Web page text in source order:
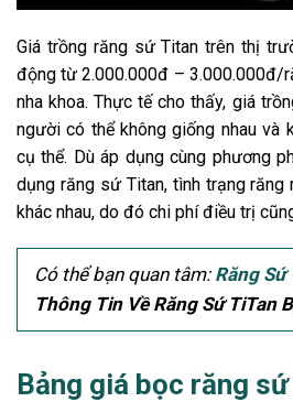
Giá trồng răng sứ Titan trên thị
động từ 2.000.000đ – 3.000.000đ/
nha khoa. Thực tế cho thấy, giá
người có thể không giống nhau và
cụ thể. Dù áp dụng cùng phương
dụng răng sứ Titan, tình trạng
khác nhau, do đó chi phí điều trị
Có thể bạn quan tâm: Răng Sứ
Thông Tin Về Răng Sứ TiTan
Bảng giá bọc răng